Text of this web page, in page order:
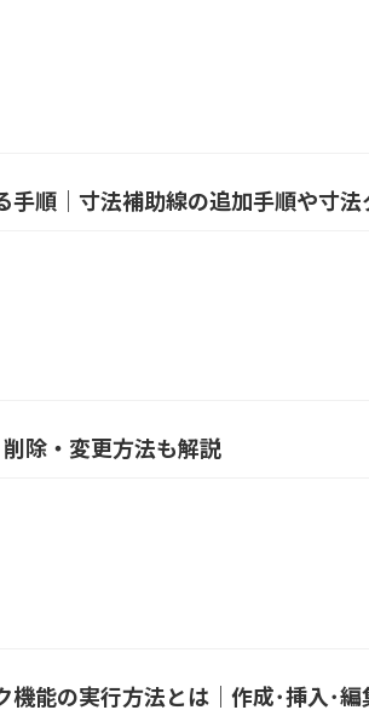
手順｜寸法補助線の追加手順や寸
除・変更方法も解説
能の実行方法とは｜作成･挿入･編